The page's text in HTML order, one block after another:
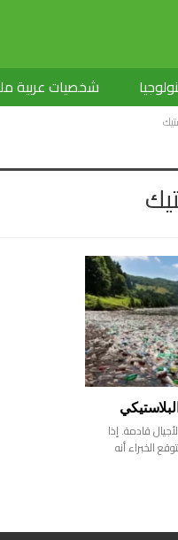
شخصيات عربية
قادمة. إذا
الخبراء أنه